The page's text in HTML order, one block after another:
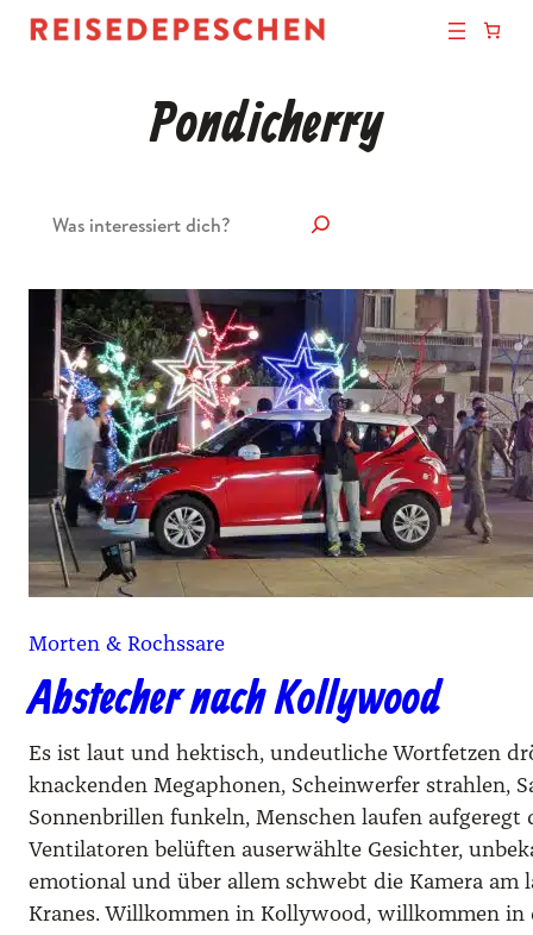
Pondicherry
Morten & Rochssare
Abstecher nach Kollywood
Es ist laut und hektisch, undeutliche Wortfetzen
knackenden Megaphonen, Scheinwerfer strahlen,
Sonnenbrillen funkeln, Menschen laufen aufgeregt
Ventilatoren belüften auserwählte Gesichter,
emotional und über allem schwebt die Kamera am
Kranes. Willkommen in Kollywood, willkommen in